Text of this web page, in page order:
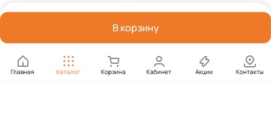
В корзину
Главная Каталог Корзина Кабинет Акции Контакты